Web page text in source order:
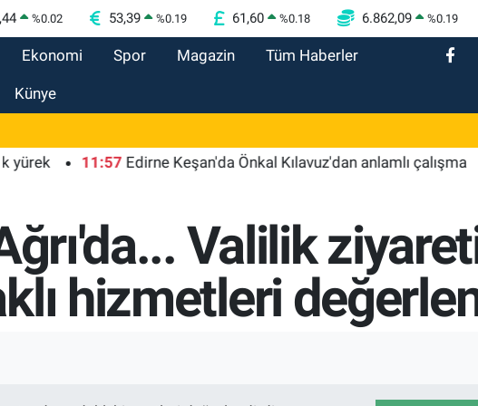
%0.02 53,39 %0.19 61,60 %0.18 6.862,09 %0.19
Ekonomi Spor Magazin Tüm Haberler
Künye
11:57 Edirne Keşan'da Önkal Kılavuz'dan anlamlı çalışma
Valilik
hizmetleri